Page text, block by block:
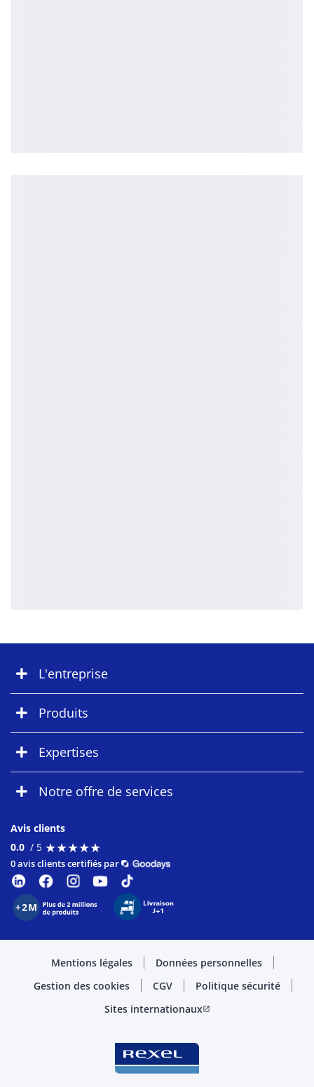
L'entreprise
Produits
Expertises
Notre offre de services
Avis clients
0.0 / 5 ★★★★★
★★★★★
0 avis clients certifiés par
Mentions légales
Données personnelles
Gestion des cookies
CGV
Politique sécurité
Sites internationauxopen_in_new